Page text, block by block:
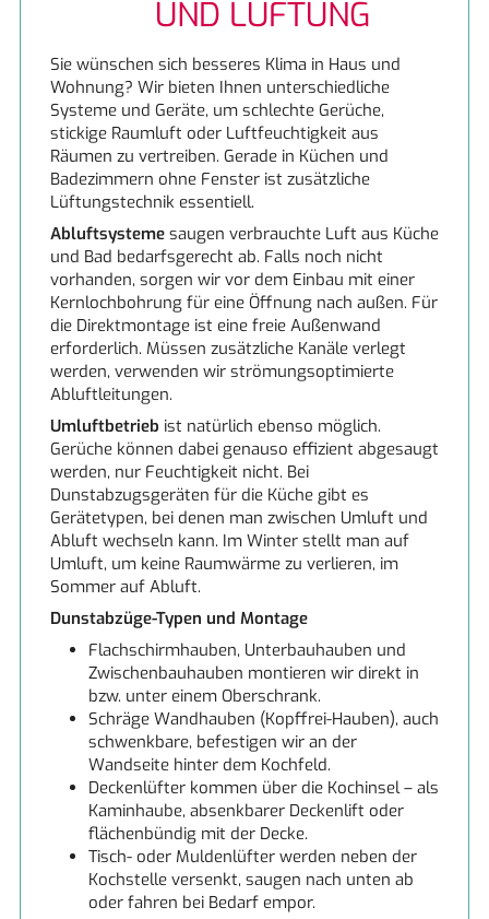
LUFTREINIGUNG UND LÜFTUNG
Neff
NEFF excellent®
Siemens
Siemens
UND LÜFTUNG
Sie wünschen sich besseres Klima in Haus und
Wohnung? Wir bieten Ihnen unterschiedliche
Systeme und Geräte, um schlechte Gerüche,
stickige Raumluft oder Luftfeuchtigkeit aus
Räumen zu vertreiben. Gerade in Küchen und
Badezimmern ohne Fenster ist zusätzliche
Lüftungstechnik essentiell.
Abluftsysteme saugen verbrauchte Luft aus Küche
und Bad bedarfsgerecht ab. Falls noch nicht
vorhanden, sorgen wir vor dem Einbau mit einer
Kernlochbohrung für eine Öffnung nach außen. Für
die Direktmontage ist eine freie Außenwand
erforderlich. Müssen zusätzliche Kanäle verlegt
werden, verwenden wir strömungsoptimierte
Abluftleitungen.
Umluftbetrieb ist natürlich ebenso möglich.
Gerüche können dabei genauso effizient abgesaugt
werden, nur Feuchtigkeit nicht. Bei
Dunstabzugsgeräten für die Küche gibt es
Gerätetypen, bei denen man zwischen Umluft und
Abluft wechseln kann. Im Winter stellt man auf
Umluft, um keine Raumwärme zu verlieren, im
Sommer auf Abluft.
Dunstabzüge-Typen und Montage
Flachschirmhauben, Unterbauhauben und
Zwischenbauhauben montieren wir direkt in
bzw. unter einem Oberschrank.
Schräge Wandhauben (Kopffrei-Hauben), auch
schwenkbare, befestigen wir an der
Wandseite hinter dem Kochfeld.
Deckenlüfter kommen über die Kochinsel – als
Kaminhaube, absenkbarer Deckenlift oder
flächenbündig mit der Decke.
Tisch- oder Muldenlüfter werden neben der
Kochstelle versenkt, saugen nach unten ab
oder fahren bei Bedarf empor.